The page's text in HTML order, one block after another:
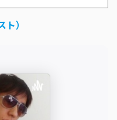
）